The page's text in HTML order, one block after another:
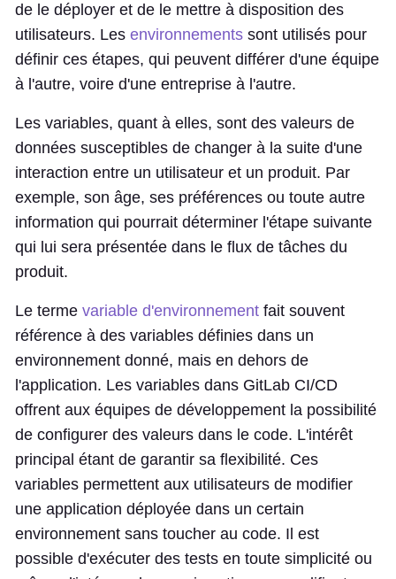
de le déployer et de le mettre à disposition des
utilisateurs. Les environnements sont utilisés pour
définir ces étapes, qui peuvent différer d'une équipe
à l'autre, voire d'une entreprise à l'autre.
Les variables, quant à elles, sont des valeurs de
données susceptibles de changer à la suite d'une
interaction entre un utilisateur et un produit. Par
exemple, son âge, ses préférences ou toute autre
information qui pourrait déterminer l'étape suivante
qui lui sera présentée dans le flux de tâches du
produit.
Le terme variable d'environnement fait souvent
référence à des variables définies dans un
environnement donné, mais en dehors de
l'application. Les variables dans GitLab CI/CD
offrent aux équipes de développement la possibilité
de configurer des valeurs dans le code. L'intérêt
principal étant de garantir sa flexibilité. Ces
variables permettent aux utilisateurs de modifier
une application déployée dans un certain
environnement sans toucher au code. Il est
possible d'exécuter des tests en toute simplicité ou